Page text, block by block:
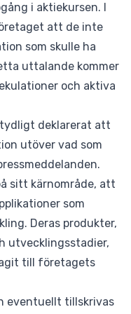
i aktiekursen. I
att de inte
som skulle ha
uttalande kommer
och aktiva
tydligt deklarerat att
utöver vad som
sitt kärnområde, att
som
Deras produkter,
utvecklingsstadier,
till företagets
eventuellt tillskrivas